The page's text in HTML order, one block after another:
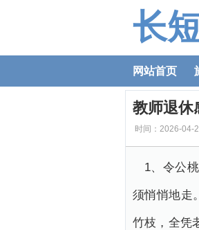
长
网站首页
教师退休
时间：2026-04-
1、令公
须悄悄地走
竹枝，全凭